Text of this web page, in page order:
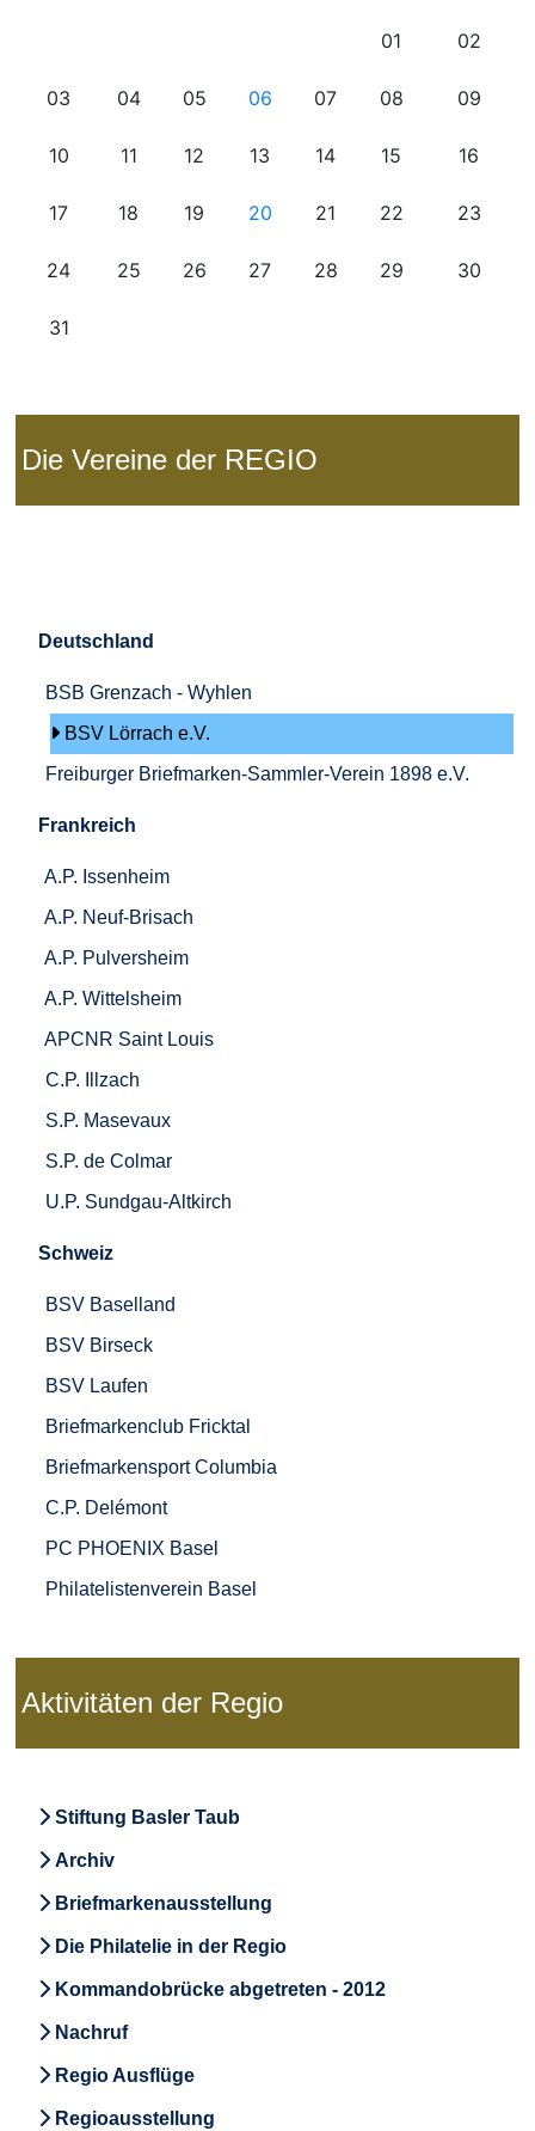
Die Vereine der REGIO
Deutschland
BSB Grenzach - Wyhlen
BSV Lörrach e.V.
Freiburger Briefmarken-Sammler-Verein 1898 e.V.
Frankreich
A.P. Issenheim
A.P. Neuf-Brisach
A.P. Pulversheim
A.P. Wittelsheim
APCNR Saint Louis
C.P. Illzach
S.P. Masevaux
S.P. de Colmar
U.P. Sundgau-Altkirch
Schweiz
BSV Baselland
BSV Birseck
BSV Laufen
Briefmarkenclub Fricktal
Briefmarkensport Columbia
C.P. Delémont
PC PHOENIX Basel
Philatelistenverein Basel
Aktivitäten der Regio
Stiftung Basler Taub
Archiv
Briefmarkenausstellung
Die Philatelie in der Regio
Kommandobrücke abgetreten - 2012
Nachruf
Regio Ausflüge
Regioausstellung